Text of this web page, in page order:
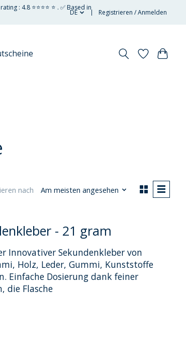
: 4.8 ⭐⭐⭐⭐ ⭐ . ✅ Based in
DE Registrieren / Anmelden
nach Am meisten angesehen
- 21 gram
Innovativer Sekundenkleber von
Holz, Leder, Gummi, Kunststoffe
Einfache Dosierung dank feiner
die Flasche